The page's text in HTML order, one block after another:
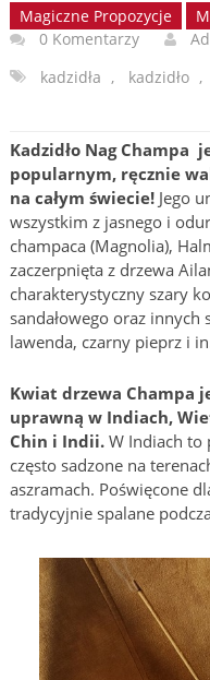
Magiczne Propozycje
0 Komentarzy
kadzidła , kadzidło ,
Kadzidło Nag Champa
popularnym, ręcznie
na całym świecie!Jego
wszystkim z jasnego i
champaca (Magnolia),
zaczerpnięta z drzewa
charakterystyczny szary
sandałowego oraz
lawenda, czarny pieprz i
Kwiat drzewa Champa
uprawną w Indiach,
Chin i Indii.W Indiach to
często sadzone na
aszramach. Poświęcone
tradycyjnie spalane